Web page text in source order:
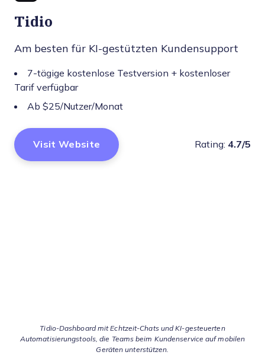
Tidio
Am besten für KI-gestützten Kundensupport
7-tägige kostenlose Testversion + kostenloser
Tarif verfügbar
Ab $25/Nutzer/Monat
Visit Website Rating: 4.7/5
Tidio-Dashboard mit Echtzeit-Chats und KI-gesteuerten
Automatisierungstools, die Teams beim Kundenservice auf mobilen
Geräten unterstützen.